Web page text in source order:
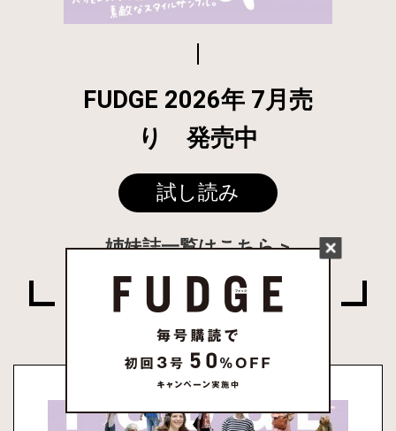
FUDGE 2026年 7月売
り 発売中
試し読み
姉妹誌一覧はこちら
PRESENT & EVENT